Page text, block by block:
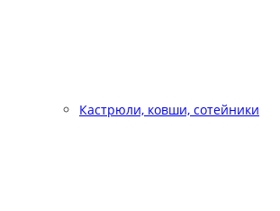
Кастрюли, ковши, сотейники